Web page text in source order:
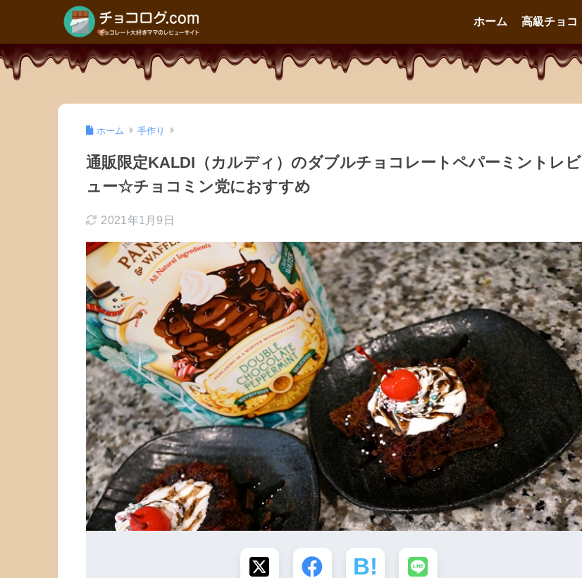
ホーム 高級チョコ
ホーム 手作り
通販限定KALDI（カルディ）のダブルチョコレートペパーミントレビ
ュー☆チョコミン党におすすめ
2021年1月9日